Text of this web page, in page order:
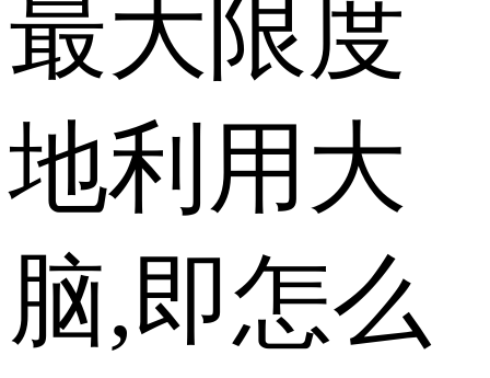
最大限度
地利用大
脑,即怎么